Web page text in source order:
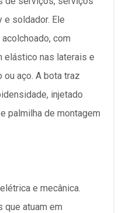
e soldador. Ele
com
elástico nas laterais e
aço. A bota traz
injetado
palmilha de montagem
e mecânica.
que atuam em